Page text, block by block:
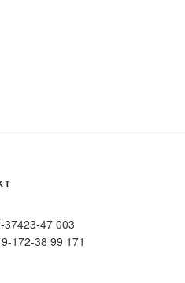
37423-47 003
172-38 99 171